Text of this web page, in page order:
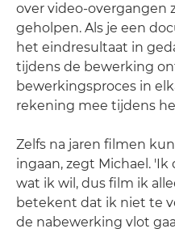
over video-overgangen
geholpen. Als je een
het eindresultaat in
tijdens de bewerking
bewerkingsproces in
rekening mee tijdens
Zelfs na jaren filmen
ingaan, zegt Michael.
wat ik wil, dus film ik
betekent dat ik niet te
de nabewerking vlot